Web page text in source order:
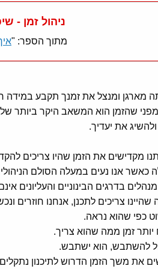
ניהול זמן -
מתוך הספר: "
מארגן ומנצל את זמנך תקבע במידה
שהזמן הוא המשאב היקר ביותר
את יעדיך.
מקדישים את הזמן שהיו צריכים
כאשר אנו נעים במעלה הסולם
בדרגים הבינוניים והעליונים
צריכים לתכנן, אנחנו חוזרים
את משך הזמן הדרוש לתיכנון